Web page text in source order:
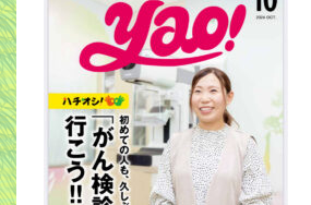
インストラクター派遣
ブログ
お客様の声
お問い合わせ